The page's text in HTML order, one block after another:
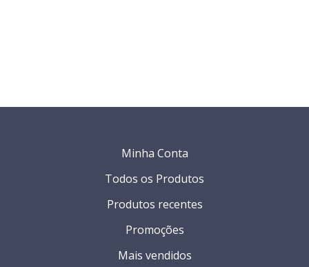
Minha Conta
Todos os Produtos
Produtos recentes
Promoções
Mais vendidos